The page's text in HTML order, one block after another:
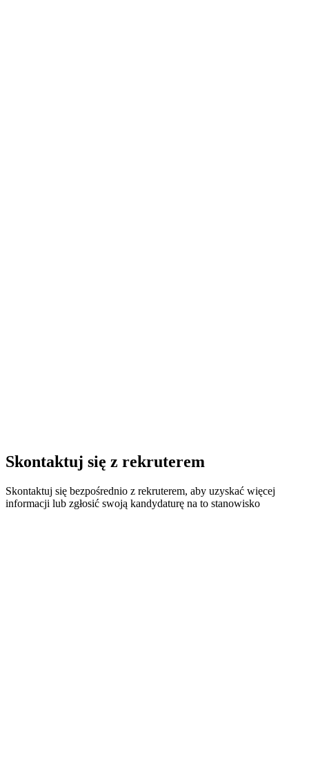
Skontaktuj się z rekruterem
Skontaktuj się bezpośrednio z rekruterem, aby uzyskać więcej
informacji lub zgłosić swoją kandydaturę na to stanowisko